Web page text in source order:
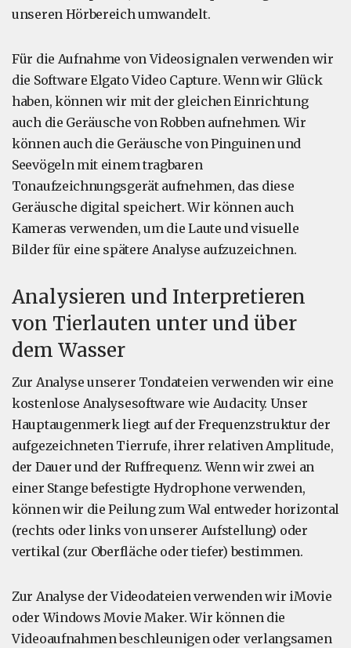
unseren Hörbereich umwandelt.
Für die Aufnahme von Videosignalen verwenden wir
die Software Elgato Video Capture. Wenn wir Glück
haben, können wir mit der gleichen Einrichtung
auch die Geräusche von Robben aufnehmen. Wir
können auch die Geräusche von Pinguinen und
Seevögeln mit einem tragbaren
Tonaufzeichnungsgerät aufnehmen, das diese
Geräusche digital speichert. Wir können auch
Kameras verwenden, um die Laute und visuelle
Bilder für eine spätere Analyse aufzuzeichnen.
Analysieren und Interpretieren
von Tierlauten unter und über
dem Wasser
Zur Analyse unserer Tondateien verwenden wir eine
kostenlose Analysesoftware wie Audacity. Unser
Hauptaugenmerk liegt auf der Frequenzstruktur der
aufgezeichneten Tierrufe, ihrer relativen Amplitude,
der Dauer und der Ruffrequenz. Wenn wir zwei an
einer Stange befestigte Hydrophone verwenden,
können wir die Peilung zum Wal entweder horizontal
(rechts oder links von unserer Aufstellung) oder
vertikal (zur Oberfläche oder tiefer) bestimmen.
Zur Analyse der Videodateien verwenden wir iMovie
oder Windows Movie Maker. Wir können die
Videoaufnahmen beschleunigen oder verlangsamen